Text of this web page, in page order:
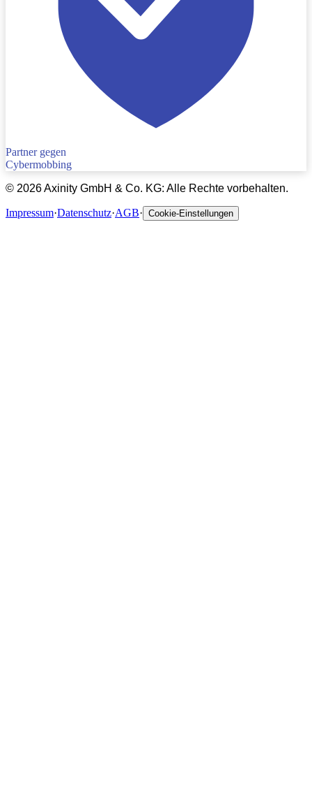
Partner gegen
Cybermobbing
© 2026Axinity GmbH & Co. KG: Alle Rechte vorbehalten.
Impressum·Datenschutz·AGB· Cookie-Einstellungen